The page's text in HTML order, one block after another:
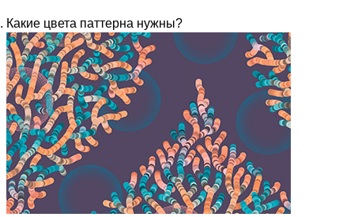
Какие цвета паттерна нужны?